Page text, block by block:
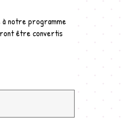
notre programme
être convertis